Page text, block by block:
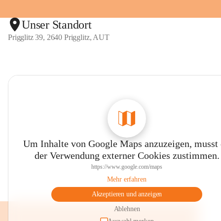
Unser Standort
Prigglitz 39, 2640 Prigglitz, AUT
Um Inhalte von Google Maps anzuzeigen, musst
der Verwendung externer Cookies zustimmen.
https://www.google.com/maps
Mehr erfahren
Akzeptieren und anzeigen
Ablehnen